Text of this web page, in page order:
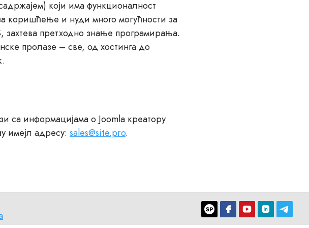
који има функционалност
коришћење и нуди много могућности за
претходно знање програмирања.
пролазе – све, од хостинга до
са информацијама о Joomla креатору
имејл адресу: sales@site.pro.